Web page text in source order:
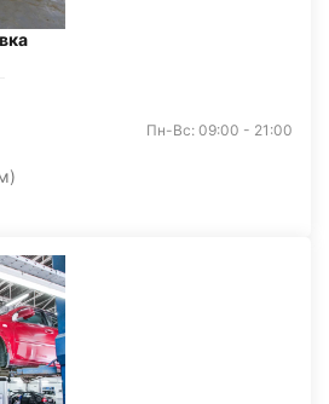
Пн-Вс: 09:00 - 21:00